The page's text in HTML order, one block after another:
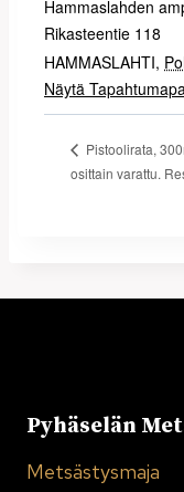
Hammaslahden
Rikasteentie 118
HAMMASLAHTI,
Näytä
Pistoolirata,
osittain varattu.
Pyhäselän
Metsästysmaja